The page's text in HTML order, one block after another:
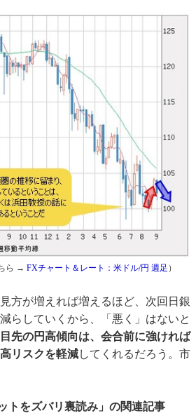
ら → FXチャート＆レート：米ドル/円 週足 ）
方が増えれば増えるほど、次回日銀
らしていくから、「悪く」はないと
目先の円高傾向は、会合前に強ければ
リスクを軽減してくれるだろう。市
トをズバリ裏読み」の関連記事